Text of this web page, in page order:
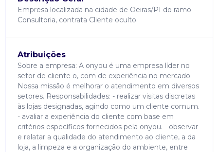
Empresa localizada na cidade de Oeiras/PI do ramo
Consultoria, contrata Cliente oculto.
Atribuições
Sobre a empresa: A onyou é uma empresa líder no
setor de cliente o, com de experiência no mercado.
Nossa missão é melhorar o atendimento em diversos
setores. Responsabilidades: - realizar visitas discretas
às lojas designadas, agindo como um cliente comum.
- avaliar a experiência do cliente com base em
critérios específicos fornecidos pela onyou. - observar
e relatar a qualidade do atendimento ao cliente, a da
loja, a limpeza e a organização do ambiente, entre